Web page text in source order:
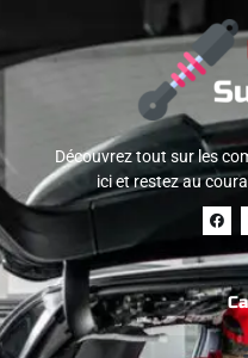
Découvrez tout sur les
ici et restez au